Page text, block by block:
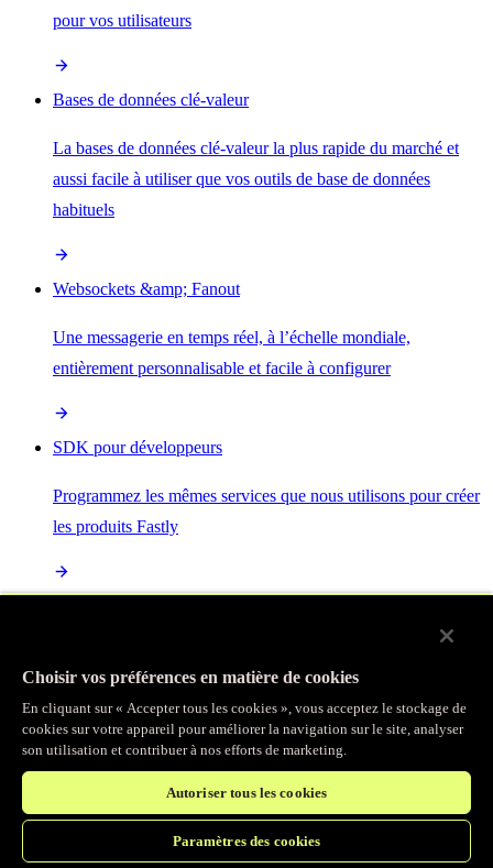
pour vos utilisateurs
Bases de données clé-valeur
La bases de données clé-valeur la plus rapide du marché et
aussi facile à utiliser que vos outils de base de données
habituels
Websockets &amp; Fanout
Une messagerie en temps réel, à l’échelle mondiale,
entièrement personnalisable et facile à configurer
SDK pour développeurs
Programmez les mêmes services que nous utilisons pour créer
les produits Fastly
sur des normes ouvertes et intégrée à la suite complète de
produits Fastly
Accélérez vos charges de travail d’IA et gagnez en efficacité
Choisir vos préférences en matière de cookies
En cliquant sur « Accepter tous les cookies », vous acceptez le stockage de
cookies sur votre appareil pour améliorer la navigation sur le site, analyser
son utilisation et contribuer à nos efforts de marketing.
Autoriser tous les cookies
Paramètres des cookies